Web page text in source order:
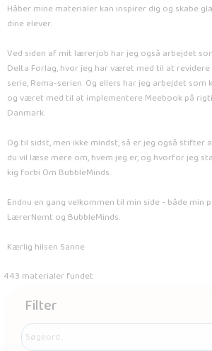
Håber mine materialer kan inspirer dig og skabe
dine elever.
Ved siden af mit lærerjob har jeg også arbejdet
Delta Forlag, hvor jeg har været med til at
serie, Rema-serien. Og ellers har jeg arbejdet
og været med til at implementere Meebook på
Danmark.
Og til sidst, men ikke mindst, så er jeg også stifter
du vil læse mere om, hvem jeg er, og hvorfor jeg
kig forbi Om BubbleMinds.
Endnu en gang velkommen til min side - både min
LærerNemt og BubbleMinds.
Kærlig hilsen Sanne
443 materialer fundet
Filter